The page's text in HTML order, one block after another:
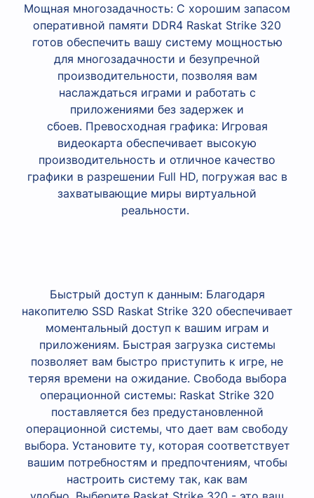
Мощная многозадачность: С хорошим запасом
оперативной памяти DDR4 Raskat Strike 320
готов обеспечить вашу систему мощностью
для многозадачности и безупречной
производительности, позволяя вам
наслаждаться играми и работать с
приложениями без задержек и
сбоев. Превосходная графика: Игровая
видеокарта обеспечивает высокую
производительность и отличное качество
графики в разрешении Full HD, погружая вас в
захватывающие миры виртуальной
реальности.
Быстрый доступ к данным: Благодаря
накопителю SSD Raskat Strike 320 обеспечивает
моментальный доступ к вашим играм и
приложениям. Быстрая загрузка системы
позволяет вам быстро приступить к игре, не
теряя времени на ожидание. Свобода выбора
операционной системы: Raskat Strike 320
поставляется без предустановленной
операционной системы, что дает вам свободу
выбора. Установите ту, которая соответствует
вашим потребностям и предпочтениям, чтобы
настроить систему так, как вам